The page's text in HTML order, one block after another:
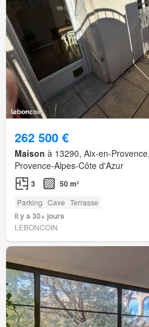
262 500 €
Maison à 13290, Aix-en-
Provence-Alpes-Côte d'Azur
3 50 m²
Parking Cave Terrasse
Il y a 30+ jours
LEBONCOIN